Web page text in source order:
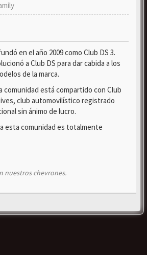
en el año 2009 como Club DS 3.
a Club DS para dar cabida a los
de la marca.
comunidad está compartido con Club
club automovilístico registrado
sin ánimo de lucro.
esta comunidad es totalmente
nuestros chevrones.